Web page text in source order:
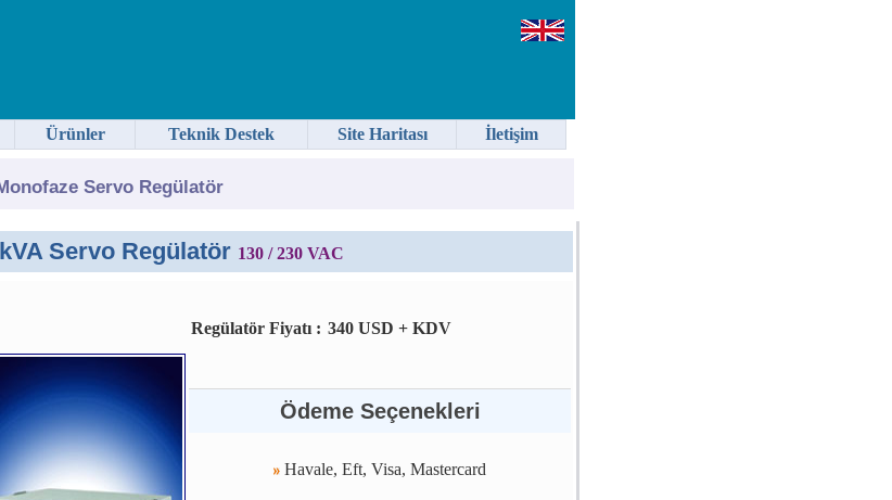
Servo Regülatör
Servo Regülatör 130 / 230 VAC
Regülatör Fiyatı : 340 USD + KDV
Ödeme Seçenekleri
Havale, Eft, Visa, Mastercard
Ürünler Teknik Destek Site Haritası İletişim